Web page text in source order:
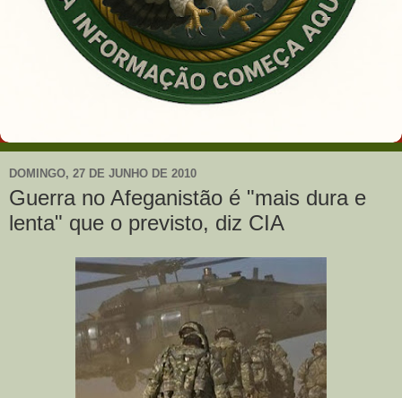
DOMINGO, 27 DE JUNHO DE 2010
Guerra no Afeganistão é "mais dura e
lenta" que o previsto, diz CIA